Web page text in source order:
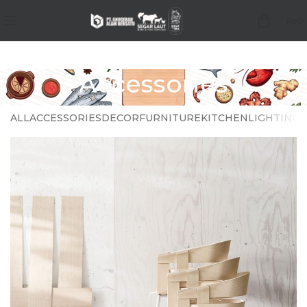
Accessories
ALLACCESSORIESDECORFURNITUREKITCHENLIGHTING